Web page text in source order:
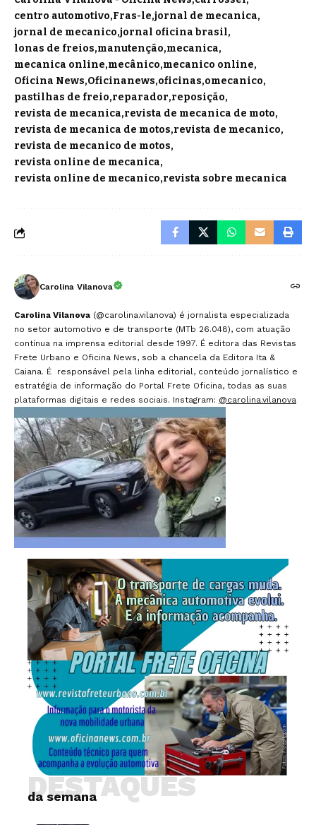
centro automotivo Fras-le jornal de mecanica
jornal de mecanico jornal oficina brasil
lonas de freios manutenção mecanica
mecanica online mecânico mecanico online
Oficina News Oficinanews oficinas omecanico
pastilhas de freio reparador reposição
revista de mecanica revista de mecanica de moto
revista de mecanica de motos revista de mecanico
revista de mecanico de motos
revista online de mecanica
revista online de mecanico revista sobre mecanica
Carolina Vilanova
Carolina Vilanova (@carolina.vilanova) é jornalista especializada
no setor automotivo e de transporte (MTb 26.048), com atuação
contínua na imprensa editorial desde 1997. É editora das Revistas
Frete Urbano e Oficina News, sob a chancela da Editora Ita &
Caiana. É responsável pela linha editorial, conteúdo jornalístico e
estratégia de informação do Portal Frete Oficina, todas as suas
plataformas digitais e redes sociais. Instagram: @carolina.vilanova
da semana
DESTAQUES